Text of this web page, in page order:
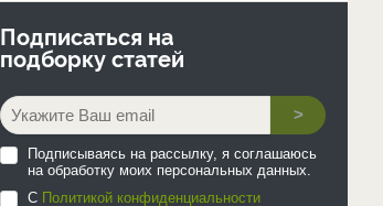
Подписаться на
подборку статей
>
Подписываясь на рассылку, я соглашаюсь
на обработку моих персональных данных.
С Политикой конфиденциальности